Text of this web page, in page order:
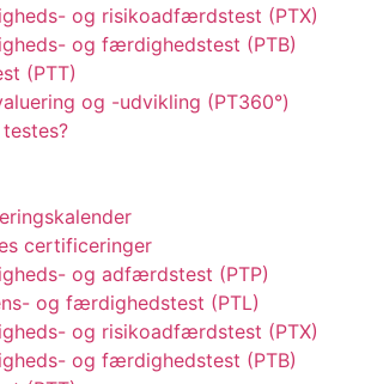
og risikoadfærdstest (PTX)
og færdighedstest (PTB)
(PTT)
og -udvikling (PT360°)
certificeringer
og adfærdstest (PTP)
og færdighedstest (PTL)
og risikoadfærdstest (PTX)
og færdighedstest (PTB)